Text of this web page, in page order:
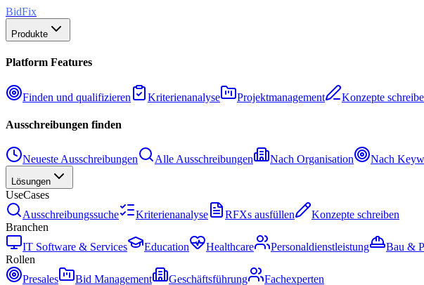
BidFix
Produkte
Platform Features
Finden und qualifizieren Kriterienanalyse Projektmanagement Konzepte
Ausschreibungen finden
Neueste Ausschreibungen Alle Ausschreibungen Nach Organisation Nach
Lösungen
UseCases
Ausschreibungssuche
Kriterienanalyse RFXs ausfüllen
Konzepte schreiben
Branchen
IT Software & Services
Education Healthcare Personaldienstleistung Bau &
Rollen
Presales
Bid Management Geschäftsführung
Fachexperten